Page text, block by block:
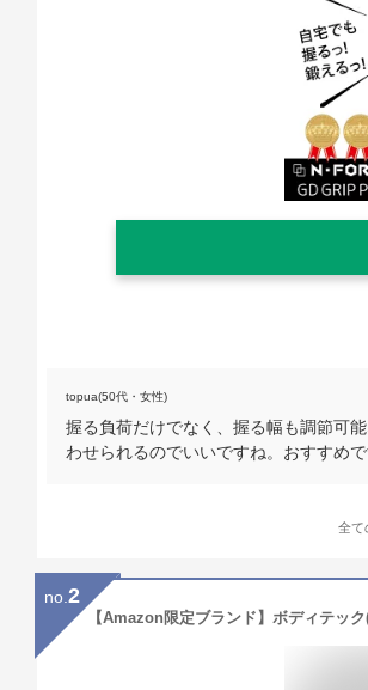
topua(50代・女性)
握る負荷だけでなく、握る幅も調節可
わせられるのでいいですね。おすすめで
全て
no. 2